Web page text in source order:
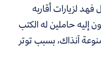
لزيارات أقاربه
إليه حاملين له الكتب
آنذاك، بسبب توتر